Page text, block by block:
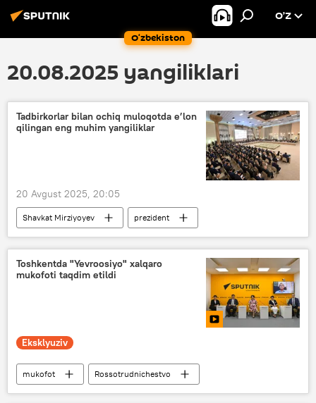
O‘zbekiston
O’Z
20.08.2025 yangiliklari
Tadbirkorlar bilan ochiq muloqotda e’lon
qilingan eng muhim yangiliklar
20 Avgust 2025, 20:05
Shavkat Mirziyoyev
prezident
tadbirkorlar bilan uchrashuv
tadbirkor
Yangiliklar
Soliq
Toshkentda "Yevroosiyo" xalqaro
mukofoti taqdim etildi
Eksklyuziv
mukofot
Rossotrudnichestvo
Video
ANO "Yevraziya"